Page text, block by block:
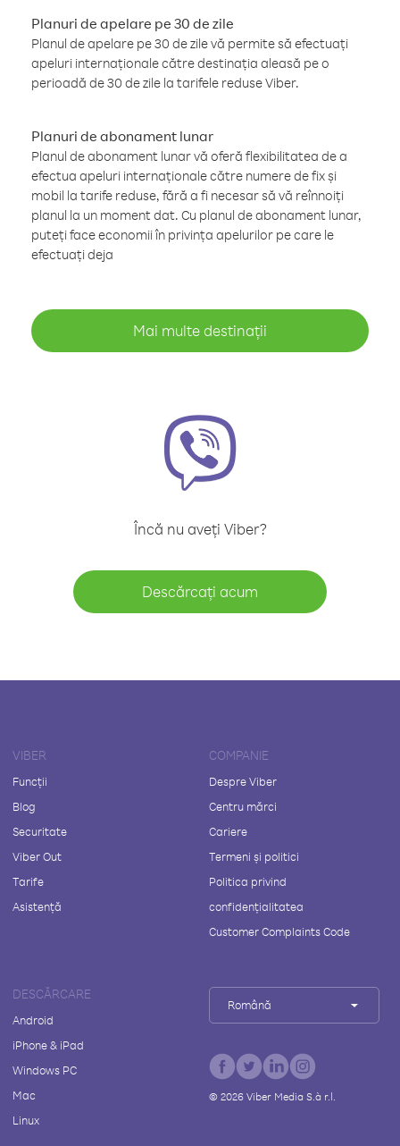
Planuri de apelare pe 30 de zile
Planul de apelare pe 30 de zile vă permite să efectuați
apeluri internaționale către destinația aleasă pe o
perioadă de 30 de zile la tarifele reduse Viber.
Planuri de abonament lunar
Planul de abonament lunar vă oferă flexibilitatea de a
efectua apeluri internaționale către numere de fix și
mobil la tarife reduse, fără a fi necesar să vă reînnoiți
planul la un moment dat. Cu planul de abonament lunar,
puteți face economii în privința apelurilor pe care le
efectuați deja
Mai multe destinații
Încă nu aveți Viber?
Descărcați acum
VIBER
Funcții
Blog
Securitate
Viber Out
Tarife
Asistență
COMPANIE
Despre Viber
Centru mărci
Cariere
Termeni și politici
Politica privind
confidențialitatea
Customer Complaints Code
DESCĂRCARE
Android
iPhone & iPad
Windows PC
Mac
Linux
Română
© 2026Viber Media S.à r.l.